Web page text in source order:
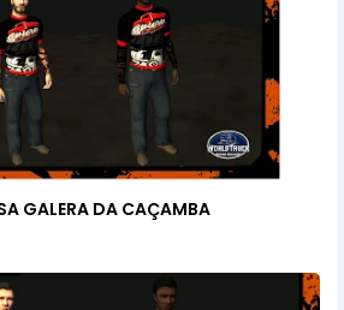
GALERA DA CAÇAMBA